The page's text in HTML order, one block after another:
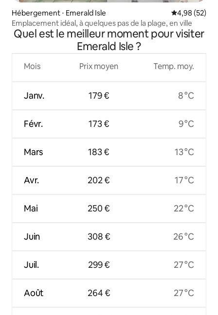
Hébergement ⋅ Emerald Isle Évaluation
4,98 (52)
Emplacement idéal, à quelques pas de la plage, en ville
Quel est le meilleur moment pour visiter
Emerald Isle ?
Mois
Janv.
Févr.
Mars
Avr.
Mai
Juin
Juil.
Août
Prix moyen
179 €
173 €
183 €
202 €
250 €
308 €
299 €
264 €
Temp. moy.
8 °C
9 °C
13 °C
17 °C
22 °C
26 °C
27 °C
27 °C